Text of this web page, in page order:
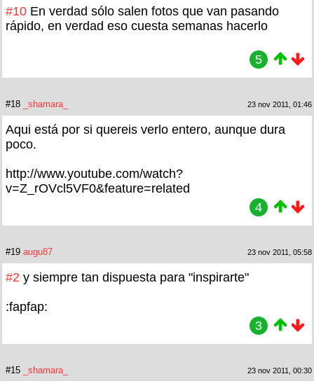
#10 En verdad sólo salen fotos que van pasando
rápido, en verdad eso cuesta semanas hacerlo
5
#18 _shamara_ 23 nov 2011, 01:46
Aqui está por si quereis verlo entero, aunque dura
poco.
http://www.youtube.com/watch?
v=Z_rOVcl5VF0&feature=related
4
#19 augu87 23 nov 2011, 05:58
#2 y siempre tan dispuesta para "inspirarte"
:fapfap:
3
#15 _shamara_ 23 nov 2011, 00:30